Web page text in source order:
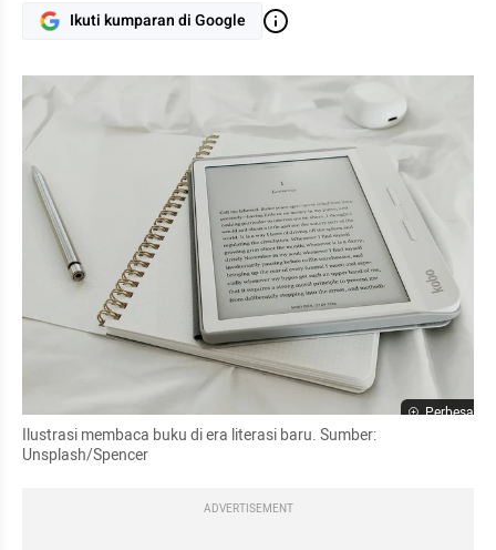
Ikuti kumparan di Google
Perbesar
Ilustrasi membaca buku di era literasi baru. Sumber:
Unsplash/Spencer
ADVERTISEMENT